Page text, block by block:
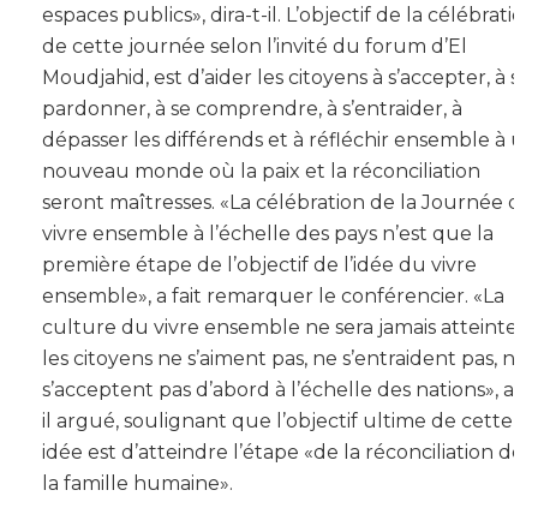
espaces publics», dira-t-il. L’objectif de la célébration
de cette journée selon l’invité du forum d’El
Moudjahid, est d’aider les citoyens à s’accepter, à se
pardonner, à se comprendre, à s’entraider, à
dépasser les différends et à réfléchir ensemble à un
nouveau monde où la paix et la réconciliation
seront maîtresses. «La célébration de la Journée du
vivre ensemble à l’échelle des pays n’est que la
première étape de l’objectif de l’idée du vivre
ensemble», a fait remarquer le conférencier. «La
culture du vivre ensemble ne sera jamais atteinte si
les citoyens ne s’aiment pas, ne s’entraident pas, ne
s’acceptent pas d’abord à l’échelle des nations», a-t-
il argué, soulignant que l’objectif ultime de cette
idée est d’atteindre l’étape «de la réconciliation de
la famille humaine».